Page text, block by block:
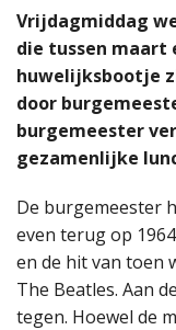
Vrijdagmiddag
die tussen maart
huwelijksbootje
door
burgemeester
gezamenlijke
De burgemeester
even terug op
en de hit van toen
The Beatles. Aan
tegen. Hoewel de